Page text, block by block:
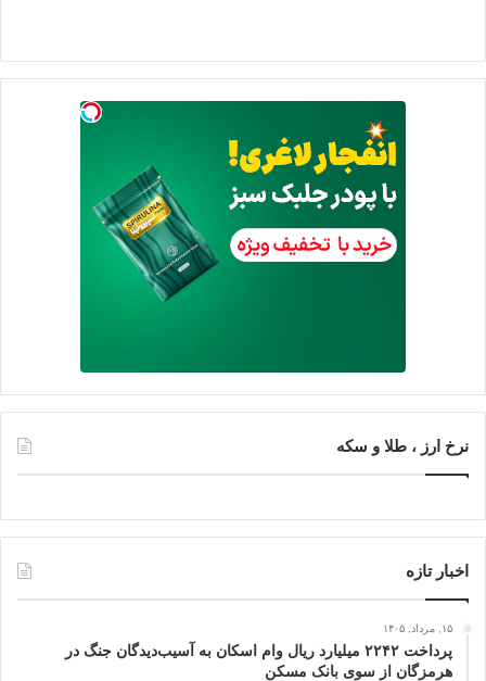
نرخ ارز ، طلا و سکه
اخبار تازه
۱۵, مرداد, ۱۴۰۵
پرداخت ۲۲۴۲ میلیارد ریال وام اسکان به آسیب‌دیدگان جنگ در
هرمزگان از سوی بانک مسکن